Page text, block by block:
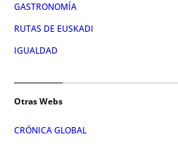
GASTRONOMÍA
RUTAS DE EUSKADI
IGUALDAD
Otras Webs
CRÓNICA GLOBAL